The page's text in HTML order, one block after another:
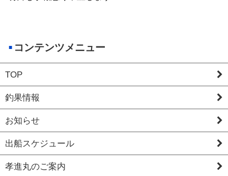
コンテンツメニュー
TOP
釣果情報
お知らせ
出船スケジュール
孝進丸のご案内